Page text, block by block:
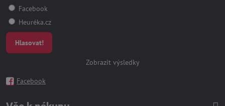
Facebook
Heuréka.cz
Hlasovat!
Zobrazit výsledky
Facebook